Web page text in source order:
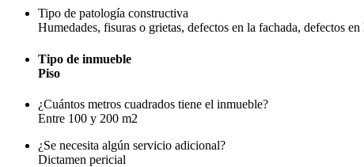
Tipo de patología constructiva
Humedades, fisuras o grietas, defectos en la fachada, defectos en
Tipo de inmueble
Piso
¿Cuántos metros cuadrados tiene el inmueble?
Entre 100 y 200 m2
¿Se necesita algún servicio adicional?
Dictamen pericial